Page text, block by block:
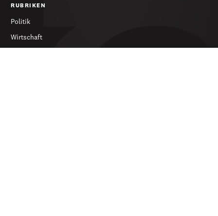
RUBRIKEN
Politik
Wirtschaft